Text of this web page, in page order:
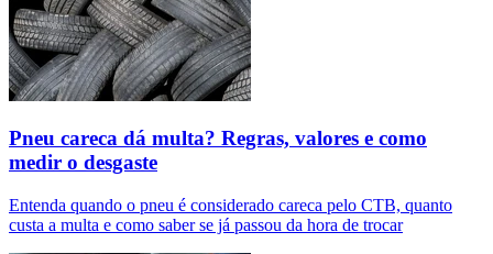
Pneu careca dá multa? Regras, valores e como
medir o desgaste
Entenda quando o pneu é considerado careca pelo CTB, quanto
custa a multa e como saber se já passou da hora de trocar